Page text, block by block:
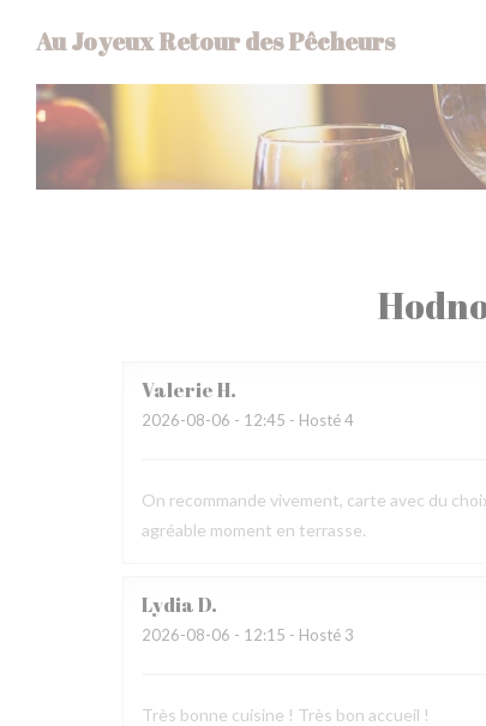
Au Joyeux Retour des Pêcheurs
ValerieH
2026-08-06 - 12:45 - Hosté 4
On recommande vivement, carte avec du
agréable moment en terrasse.
LydiaD
2026-08-06 - 12:15 - Hosté 3
Très bonne cuisine ! Très bon accueil !